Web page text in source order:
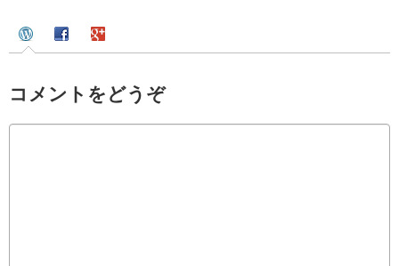
コメントをどうぞ